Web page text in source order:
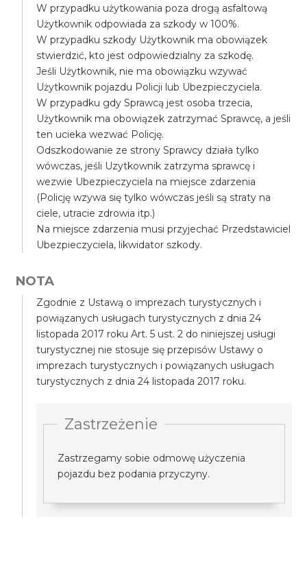
W przypadku użytkowania poza drogą asfaltową
Użytkownik odpowiada za szkody w 100%.
W przypadku szkody Użytkownik ma obowiązek
stwierdzić, kto jest odpowiedzialny za szkodę.
Jeśli Użytkownik, nie ma obowiązku wzywać
Użytkownik pojazdu Policji lub Ubezpieczyciela.
W przypadku gdy Sprawcą jest osoba trzecia,
Użytkownik ma obowiązek zatrzymać Sprawcę, a jeśli
ten ucieka wezwać Policję.
Odszkodowanie ze strony Sprawcy działa tylko
wówczas, jeśli Uzytkownik zatrzyma sprawcę i
wezwie Ubezpieczyciela na miejsce zdarzenia
(Policję wzywa się tylko wówczas jeśli są straty na
ciele, utracie zdrowia itp.)
Na miejsce zdarzenia musi przyjechać Przedstawiciel
Ubezpieczyciela, likwidator szkody.
NOTA
Zgodnie z Ustawą o imprezach turystycznych i
powiązanych usługach turystycznych z dnia 24
listopada 2017 roku Art. 5 ust. 2 do niniejszej usługi
turystycznej nie stosuje się przepisów Ustawy o
imprezach turystycznych i powiązanych usługach
turystycznych z dnia 24 listopada 2017 roku.
Zastrzeżenie
Zastrzegamy sobie odmowę użyczenia
pojazdu bez podania przyczyny.